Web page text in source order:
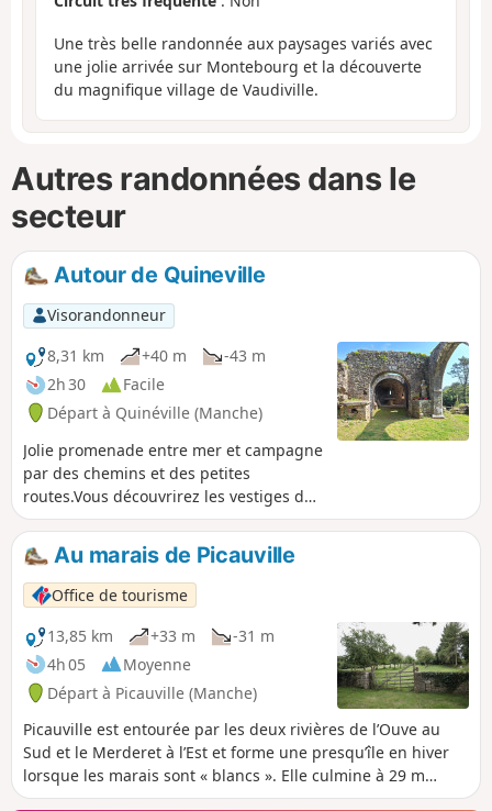
Une très belle randonnée aux paysages variés avec
une jolie arrivée sur Montebourg et la découverte
du magnifique village de Vaudiville.
Autres randonnées dans le
secteur
Autour de Quineville
Visorandonneur
8,31 km
+40 m
-43 m
2h 30
Facile
Départ à Quinéville (Manche)
Jolie promenade entre mer et campagne
par des chemins et des petites
routes.Vous découvrirez les vestiges de
la Chapelle Saint-Michel de Lestre
dominant la petite vallée de la Sinope.
En faisant le tour du charmant petit port
vous passerez sur les portes à flots.
Au marais de Picauville
Office de tourisme
13,85 km
+33 m
-31 m
4h 05
Moyenne
Départ à Picauville (Manche)
Picauville est entourée par les deux rivières de l’Ouve au
Sud et le Merderet à l’Est et forme une presqu’île en hiver
lorsque les marais sont « blancs ». Elle culmine à 29 m
d’altitude. L’itinéraire proposé passe le long des marais puis